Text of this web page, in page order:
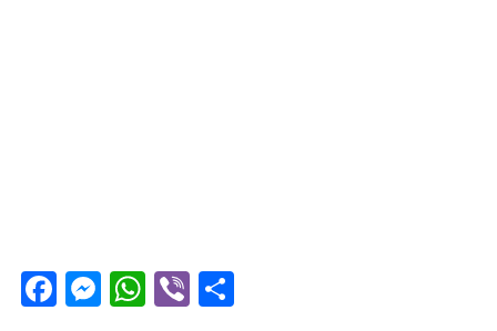
Facebook
Messenger
WhatsApp
Viber